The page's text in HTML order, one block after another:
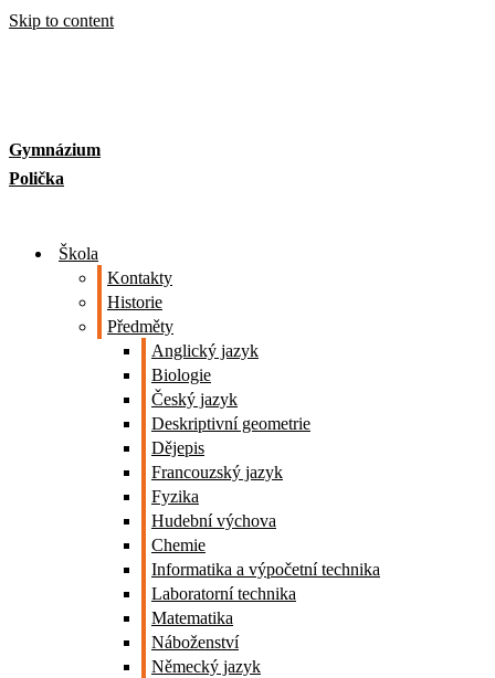
Skip to content
Gymnázium
Polička
Škola
Kontakty
Historie
Předměty
Anglický jazyk
Biologie
Český jazyk
Deskriptivní geometrie
Dějepis
Francouzský jazyk
Fyzika
Hudební výchova
Chemie
Informatika a výpočetní technika
Laboratorní technika
Matematika
Náboženství
Německý jazyk